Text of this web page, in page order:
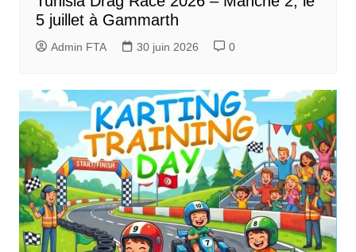
5 juillet à Gammarth
Admin FTA 30 juin 2026 0